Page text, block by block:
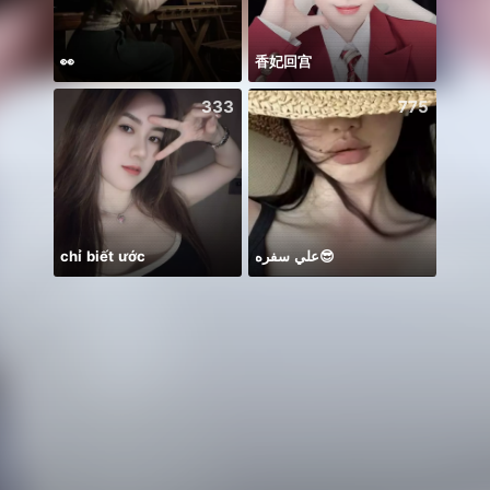
👀 香妃回宫
333
chỉ biết ước
775
علي سفره😎